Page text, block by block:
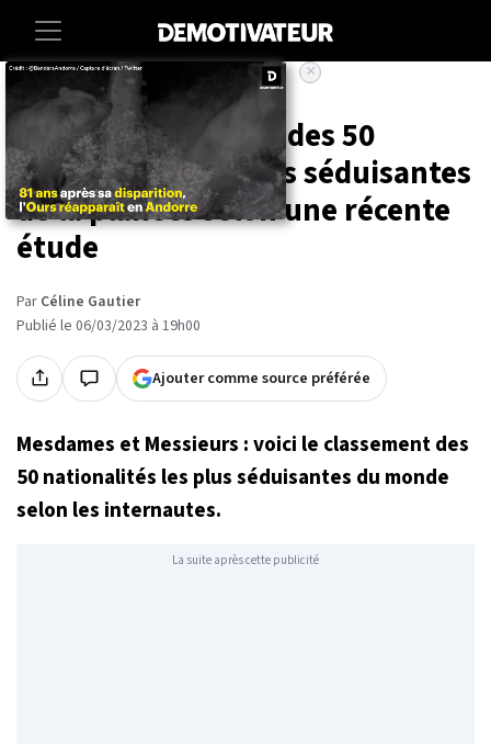
Accueil Insolite
Voici le classement des 50
nationalités les plus séduisantes
de la planète selon une récente
étude
Par Céline Gautier
Publié le 06/03/2023 à 19h00
Ajouter comme source préférée
Mesdames et Messieurs : voici le classement des
50 nationalités les plus séduisantes du monde
selon les internautes.
La suite après cette publicité
×